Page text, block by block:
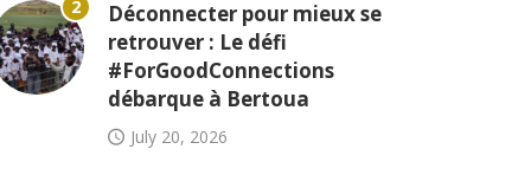
2
Déconnecter pour mieux se
retrouver : Le défi
#ForGoodConnections
débarque à Bertoua
July 20, 2026